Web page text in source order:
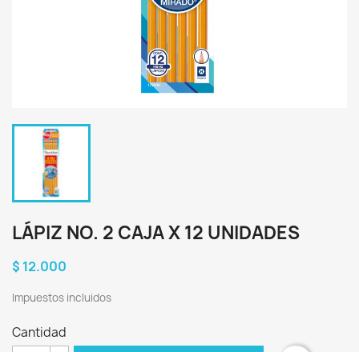
LÁPIZ NO. 2 CAJA X 12 UNIDADES
$ 12.000
Impuestos incluidos
Cantidad